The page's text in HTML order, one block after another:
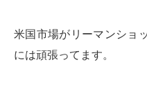
米国市場がリーマンショ
には頑張ってます。